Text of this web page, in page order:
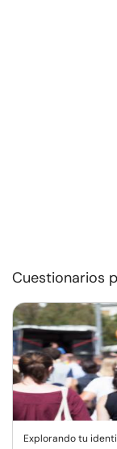
Cuestionarios
Explorando tu